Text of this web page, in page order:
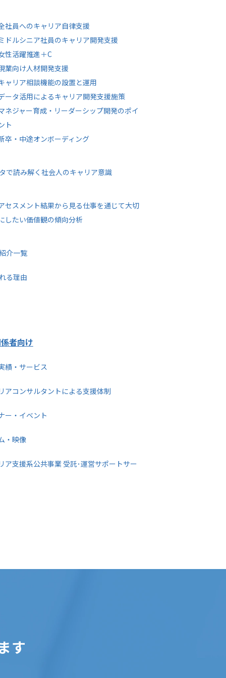
社員へのキャリア自律支援
ドルシニア社員のキャリア開発支援
性活躍推進＋C
業向け人材開発支援
ャリア相談機能の設置と運用
ータ活用によるキャリア開発支援施策
ネジャー育成・リーダーシップ開発のポイ
ト
卒・中途オンボーディング
で読み解く社会人のキャリア意識
セスメント結果から見る仕事を通じて大切
したい価値観の傾向分析
介一覧
る理由
者向け
績・サービス
アコンサルタントによる支援体制
ー・イベント
・映像
支援系公共事業 受託･運営サポートサー
す